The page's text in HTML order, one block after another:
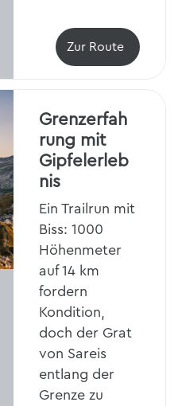
Zur Route
Grenzerfah
rung mit
Gipfelerleb
nis
Ein Trailrun mit
Biss: 1000
Höhenmeter
auf 14 km
fordern
Kondition,
doch der Grat
von Sareis
entlang der
Grenze zu